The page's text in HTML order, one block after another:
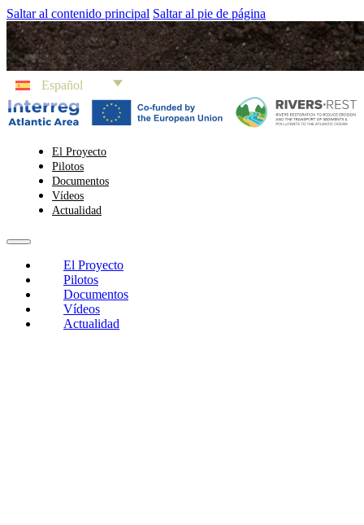
Saltar al contenido principal Saltar al pie de página
Español
El Proyecto
Pilotos
Documentos
Vídeos
Actualidad
El Proyecto
Pilotos
Documentos
Vídeos
Actualidad